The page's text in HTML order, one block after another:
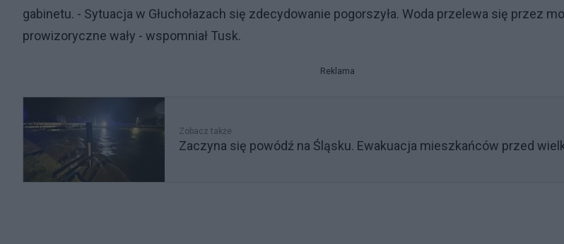
gabinetu. - Sytuacja w Głuchołazach się zdecydowanie pogorszyła. Woda przelewa się przez
prowizoryczne wały - wspomniał Tusk.
Reklama
Zobacz także
Zaczyna się powódź na Śląsku. Ewakuacja mieszkańców przed